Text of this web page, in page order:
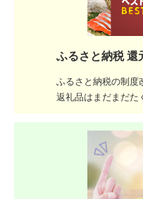
ふるさと納税 還
ふるさと納税の制度
返礼品はまだまだた